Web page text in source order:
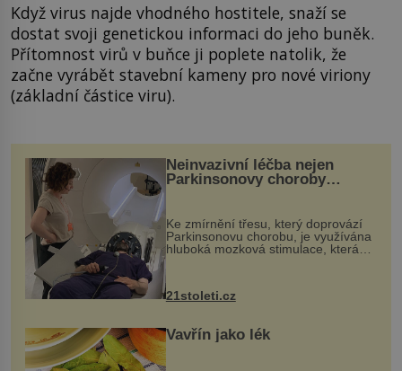
Když virus najde vhodného hostitele, snaží se
dostat svoji genetickou informaci do jeho buněk.
Přítomnost virů v buňce ji poplete natolik, že
začne vyrábět stavební kameny pro nové viriony
(základní částice viru).
Neinvazivní léčba nejen
Parkinsonovy choroby
Ke zmírnění třesu, který doprovází
Parkinsonovu chorobu, je využívána
hluboká mozková stimulace, která
však vyžaduje vysoce invazivní
k dostatečně přesnému zacílení ...
21stoleti.cz
Vavřín jako lék